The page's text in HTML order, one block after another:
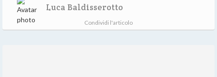
Luca Baldisserotto
Condividi l'articolo